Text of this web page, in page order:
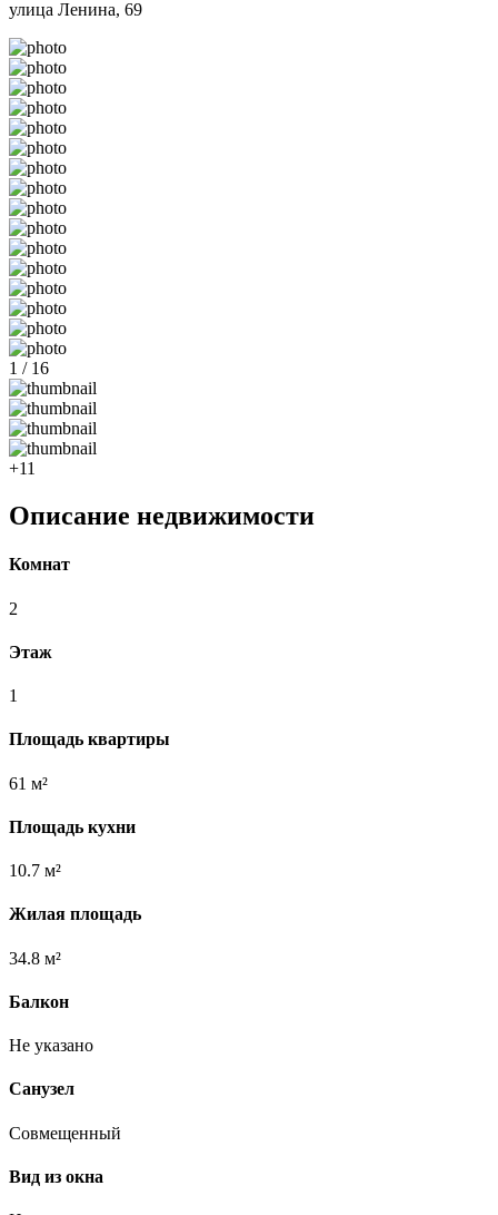
улица Ленина, 69
1 / 16
+11
Описание недвижимости
Комнат
2
Этаж
1
Площадь квартиры
61 м²
Площадь кухни
10.7 м²
Жилая площадь
34.8 м²
Балкон
Не указано
Санузел
Совмещенный
Вид из окна